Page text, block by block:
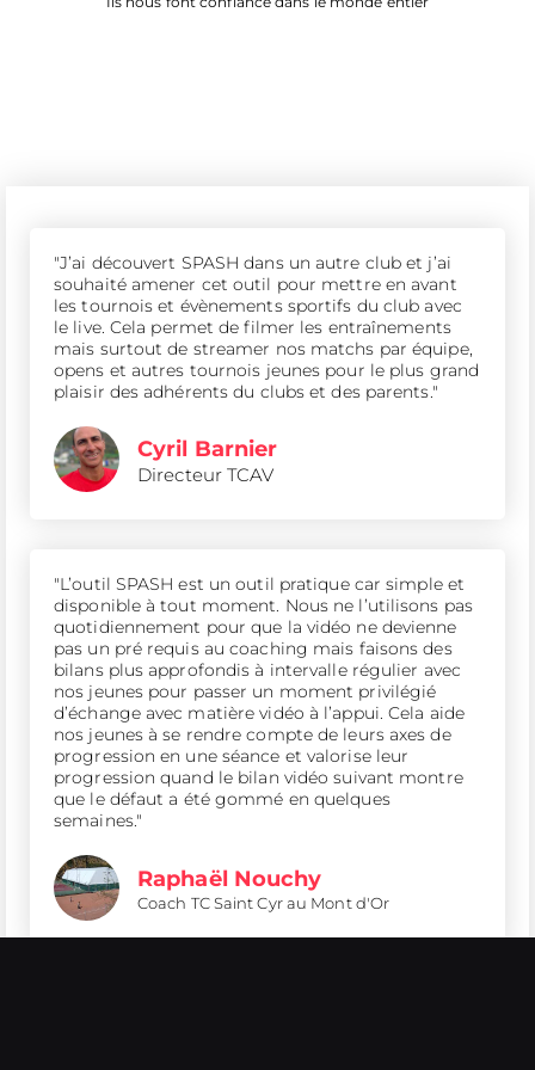
"J’ai découvert SPASH dans un autre club et j’ai
souhaité amener cet outil pour mettre en avant
les tournois et évènements sportifs du club avec
le live. Cela permet de filmer les entraînements
mais surtout de streamer nos matchs par équipe,
opens et autres tournois jeunes pour le plus grand
plaisir des adhérents du clubs et des parents."
Cyril Barnier
Directeur TCAV
"L’outil SPASH est un outil pratique car simple et
disponible à tout moment. Nous ne l’utilisons pas
quotidiennement pour que la vidéo ne devienne
pas un pré requis au coaching mais faisons des
bilans plus approfondis à intervalle régulier avec
nos jeunes pour passer un moment privilégié
d’échange avec matière vidéo à l’appui. Cela aide
nos jeunes à se rendre compte de leurs axes de
progression en une séance et valorise leur
progression quand le bilan vidéo suivant montre
que le défaut a été gommé en quelques
semaines."
Raphaël Nouchy
Coach TC Saint Cyr au Mont d'Or